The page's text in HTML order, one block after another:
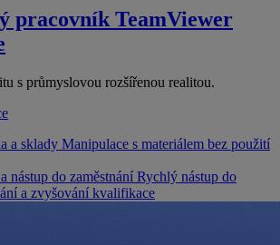
pracovník TeamViewer
s průmyslovou rozšířenou realitou.
a sklady Manipulace s materiálem bez použití
nástup do zaměstnání Rychlý nástup do
a zvyšování kvalifikace